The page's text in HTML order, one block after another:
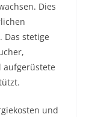
Dies
Das stetige
aufgerüstete
und